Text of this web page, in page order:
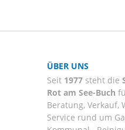
ÜBER UNS
Seit 1977 steht die
Rot am See-Buch
Beratung, Verkauf,
Service rund um